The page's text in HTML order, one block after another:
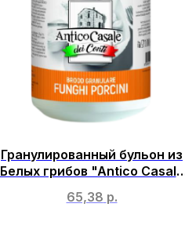
Гранулированный бульон из
Белых грибов "Antico Casale
65,38 р.